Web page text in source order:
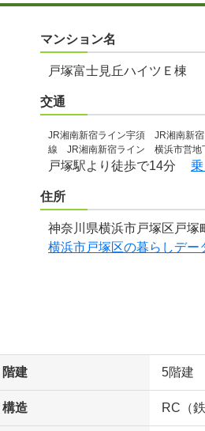
マンション名
戸塚富士見丘ハイツＥ棟
交通
JR湘南新宿ライン宇須 JR湘南新
線 JR湘南新宿ライン 横浜市営地
戸塚駅より徒歩で14分
住所
神奈川県横浜市戸塚区戸塚
横浜市戸塚区の暮らしデー
階建 5階建
構造 RC（